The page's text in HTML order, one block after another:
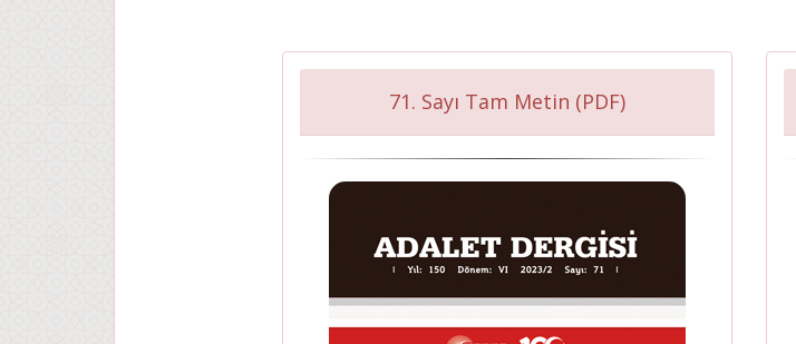
71. Sayı Tam Metin (PDF)